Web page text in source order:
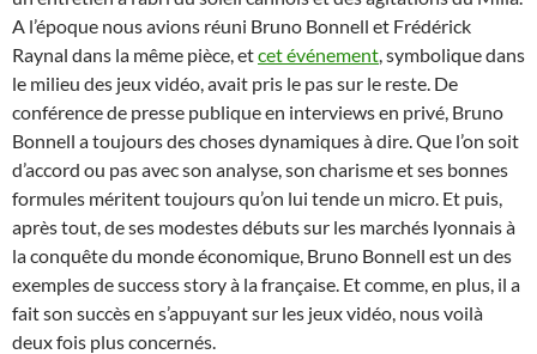
A l’époque nous avions réuni Bruno Bonnell et Frédérick
Raynal dans la même pièce, etcet événement, symbolique dans
le milieu des jeux vidéo, avait pris le pas sur le reste. De
conférence de presse publique en interviews en privé, Bruno
Bonnell a toujours des choses dynamiques à dire. Que l’on soit
d’accord ou pas avec son analyse, son charisme et ses bonnes
formules méritent toujours qu’on lui tende un micro. Et puis,
après tout, de ses modestes débuts sur les marchés lyonnais à
la conquête du monde économique, Bruno Bonnell est un des
exemples de success story à la française. Et comme, en plus, il a
fait son succès en s’appuyant sur les jeux vidéo, nous voilà
deux fois plus concernés.